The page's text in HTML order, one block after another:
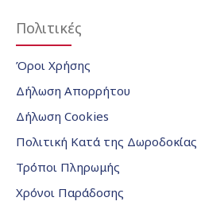
Πολιτικές
Όροι Χρήσης
Δήλωση Απορρήτου
Δήλωση Cookies
Πολιτική Κατά της Δωροδοκίας
Τρόποι Πληρωμής
Χρόνοι Παράδοσης